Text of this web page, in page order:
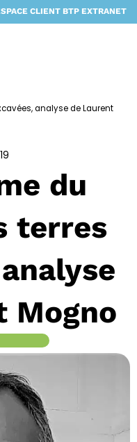
CLIENT BTP EXTRANET
analyse de Laurent
du
terres
Mogno